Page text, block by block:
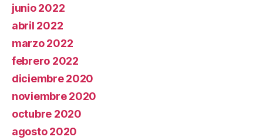
junio 2022
abril 2022
marzo 2022
febrero 2022
diciembre 2020
noviembre 2020
octubre 2020
agosto 2020